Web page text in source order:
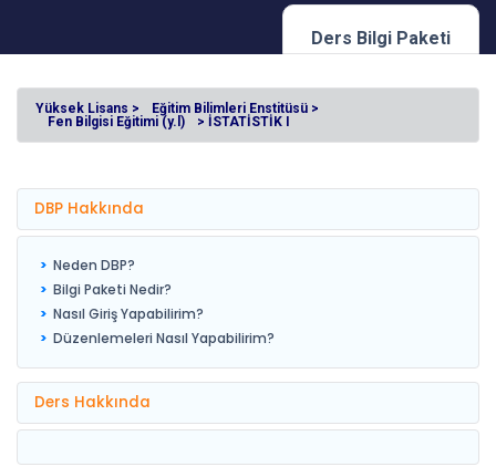
Ders Bilgi Paketi
Yüksek Lisans >
Eğitim Bilimleri Enstitüsü >
Fen Bilgisi Eğitimi (y.l)
> İSTATİSTİK I
DBP Hakkında
Neden DBP?
Bilgi Paketi Nedir?
Nasıl Giriş Yapabilirim?
Düzenlemeleri Nasıl Yapabilirim?
Ders Hakkında